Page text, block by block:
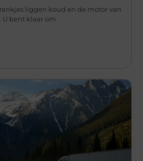
liggen koud en de motor van
U bent klaar om